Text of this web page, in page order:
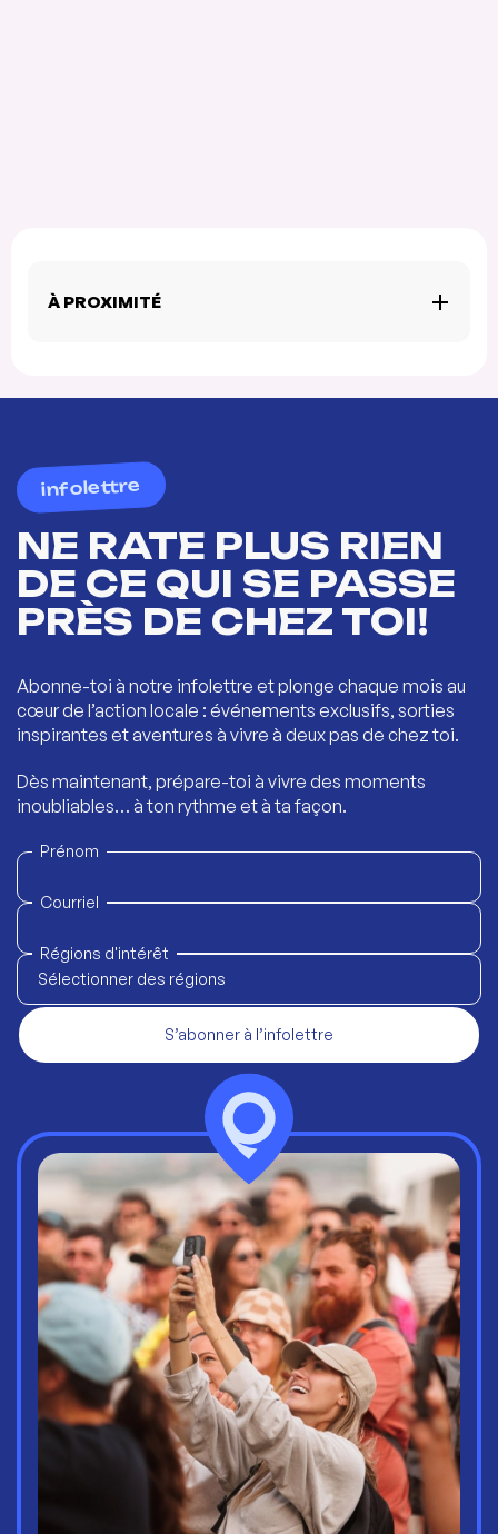
À PROXIMITÉ
infolettre
NE RATE PLUS RIEN
DE CE QUI SE PASSE
PRÈS DE CHEZ TOI!
Abonne-toi à notre infolettre et plonge chaque mois au
cœur de l’action locale : événements exclusifs, sorties
inspirantes et aventures à vivre à deux pas de chez toi.
Dès maintenant, prépare-toi à vivre des moments
inoubliables… à ton rythme et à ta façon.
Prénom
Courriel
Régions d'intérêt
Sélectionner des régions
S’abonner à l’infolettre